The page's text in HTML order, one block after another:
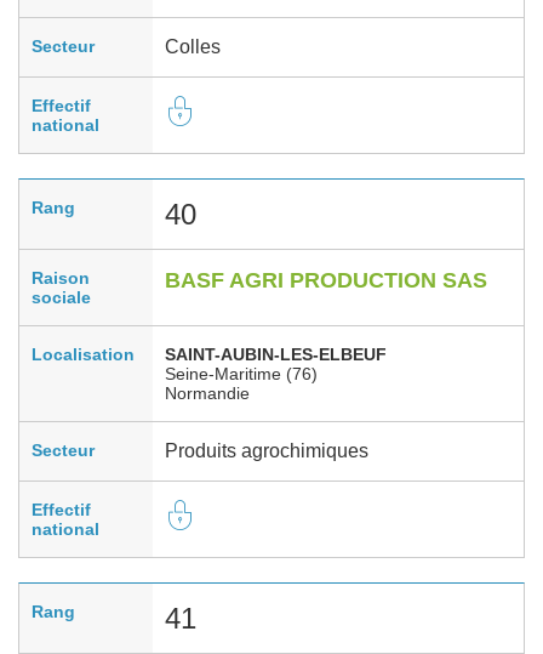
Secteur Colles
Effectif
national
Rang 40
Raison
sociale
BASF AGRI PRODUCTION SAS
Localisation
SAINT-AUBIN-LES-ELBEUF
Seine-Maritime (76)
Normandie
Secteur Produits agrochimiques
Effectif
national
Rang 41